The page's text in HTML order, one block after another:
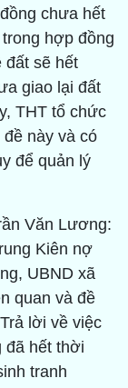
chưa hết
hợp đồng
đất sẽ hết
giao lại đất
THT tổ chức
này và có
để quản lý
Văn Lương:
Kiên nợ
UBND xã
quan và đề
lời về việc
đã hết thời
tranh